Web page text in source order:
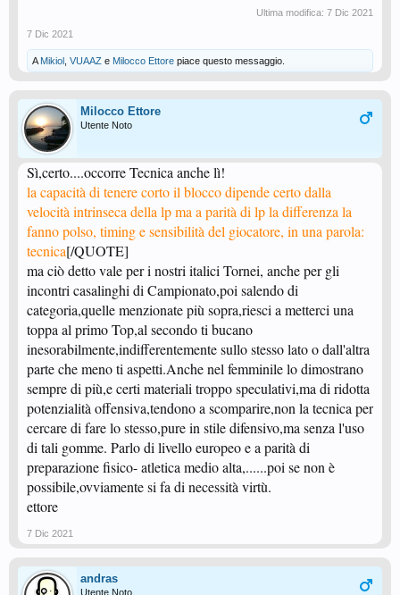
Ultima modifica: 7 Dic 2021
7 Dic 2021
A Mikiol VUAAZ e Milocco Ettore piace questo messaggio.
Milocco Ettore
Utente Noto
Sì,certo....occorre Tecnica anche lì!
la capacità di tenere corto il blocco dipende certo dalla
velocità intrinseca della lp ma a parità di lp la differenza la
fanno polso, timing e sensibilità del giocatore, in una parola:
tecnica[/QUOTE]
ma ciò detto vale per i nostri italici Tornei, anche per gli
incontri casalinghi di Campionato,poi salendo di
categoria,quelle menzionate più sopra,riesci a metterci una
toppa al primo Top,al secondo ti bucano
inesorabilmente,indifferentemente sullo stesso lato o dall'altra
parte che meno ti aspetti.Anche nel femminile lo dimostrano
sempre di più,e certi materiali troppo speculativi,ma di ridotta
potenzialità offensiva,tendono a scomparire,non la tecnica per
cercare di fare lo stesso,pure in stile difensivo,ma senza l'uso
di tali gomme. Parlo di livello europeo e a parità di
preparazione fisico- atletica medio alta,......poi se non è
possibile,ovviamente si fa di necessità virtù.
ettore
7 Dic 2021
andras
Utente Noto